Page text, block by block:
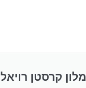
מלון קרסטן רויאל